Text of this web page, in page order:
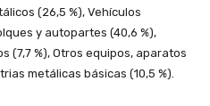
(26,5 %), Vehículos
y autopartes (40,6 %),
(7,7 %), Otros equipos, aparatos
metálicas básicas (10,5 %).